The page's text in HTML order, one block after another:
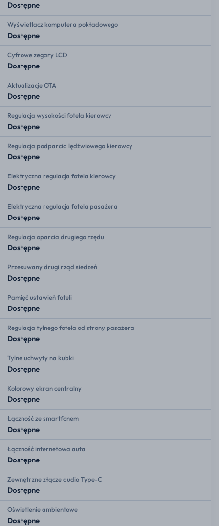
Dostępne
Wyświetlacz komputera pokładowego
Dostępne
Cyfrowe zegary LCD
Dostępne
Aktualizacje OTA
Dostępne
Regulacja wysokości fotela kierowcy
Dostępne
Regulacja podparcia lędźwiowego kierowcy
Dostępne
Elektryczna regulacja fotela kierowcy
Dostępne
Elektryczna regulacja fotela pasażera
Dostępne
Regulacja oparcia drugiego rzędu
Dostępne
Przesuwany drugi rząd siedzeń
Dostępne
Pamięć ustawień foteli
Dostępne
Regulacja tylnego fotela od strony pasażera
Dostępne
Tylne uchwyty na kubki
Dostępne
Kolorowy ekran centralny
Dostępne
Łączność ze smartfonem
Dostępne
Łączność internetowa auta
Dostępne
Zewnętrzne złącze audio Type-C
Dostępne
Oświetlenie ambientowe
Dostępne